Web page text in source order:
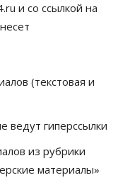
Владимира
причины
района
и со ссылкой на
(текстовая и
ведут гиперссылки
из рубрики
материалы»